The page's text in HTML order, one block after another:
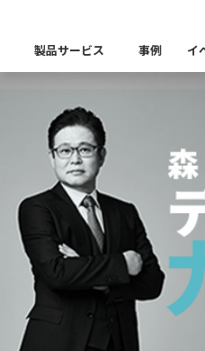
製品サービス
キーワードから探す
業界から探す
製品一覧
事例 イ
db tech
Insight Blog
CEOブ
企業理念
会社概要 沿
役員紹介